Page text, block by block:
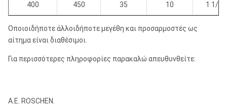
400 450 35 10 1 1/4 "
Οποιοιδήποτε άλλοιδήποτε μεγέθη και προσαρμοστές ως
αίτημα είναι διαθέσιμοι.
Για περισσότερες πληροφορίες παρακαλώ απευθυνθείτε:
Α.Ε. ROSCHEN.